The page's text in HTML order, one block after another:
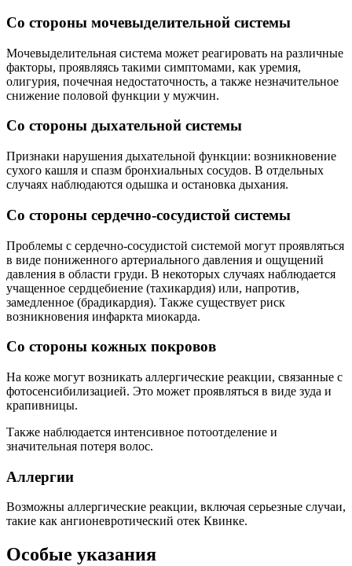
Со стороны мочевыделительной системы
Мочевыделительная система может реагировать на различные
факторы, проявляясь такими симптомами, как уремия,
олигурия, почечная недостаточность, а также незначительное
снижение половой функции у мужчин.
Со стороны дыхательной системы
Признаки нарушения дыхательной функции: возникновение
сухого кашля и спазм бронхиальных сосудов. В отдельных
случаях наблюдаются одышка и остановка дыхания.
Со стороны сердечно-сосудистой системы
Проблемы с сердечно-сосудистой системой могут проявляться
в виде пониженного артериального давления и ощущений
давления в области груди. В некоторых случаях наблюдается
учащенное сердцебиение (тахикардия) или, напротив,
замедленное (брадикардия). Также существует риск
возникновения инфаркта миокарда.
Со стороны кожных покровов
На коже могут возникать аллергические реакции, связанные с
фотосенсибилизацией. Это может проявляться в виде зуда и
крапивницы.
Также наблюдается интенсивное потоотделение и
значительная потеря волос.
Аллергии
Возможны аллергические реакции, включая серьезные случаи,
такие как ангионевротический отек Квинке.
Особые указания